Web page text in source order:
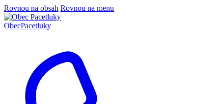
Rovnou na obsah Rovnou na menu
ObecPacetluky